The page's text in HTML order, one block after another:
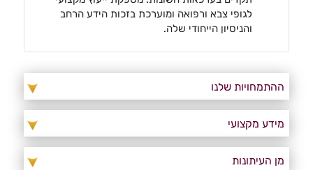
ההתמחויות שלנו
מידע מקצועי
מן העיתונות
לגופי צבא ורפואה ומוערכת בזכות הידע הרחב
והניסיון הייחודי שלה.